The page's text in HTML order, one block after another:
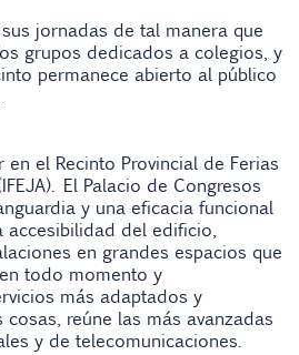
jornadas de tal manera que
grupos dedicados a colegios, y
permanece abierto al público
el Recinto Provincial de Ferias
El Palacio de Congresos
y una eficacia funcional
del edificio,
en grandes espacios que
todo momento y
más adaptados y
reúne las más avanzadas
y de telecomunicaciones.